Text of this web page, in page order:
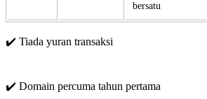
bersatu
✔️ Tiada yuran transaksi
✔️ Domain percuma tahun pertama